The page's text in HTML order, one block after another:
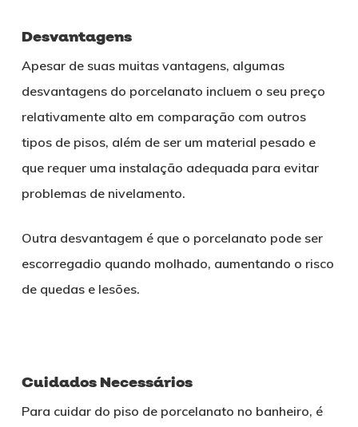
Desvantagens
Apesar de suas muitas vantagens, algumas
desvantagens do porcelanato incluem o seu preço
relativamente alto em comparação com outros
tipos de pisos, além de ser um material pesado e
que requer uma instalação adequada para evitar
problemas de nivelamento.
Outra desvantagem é que o porcelanato pode ser
escorregadio quando molhado, aumentando o risco
de quedas e lesões.
Cuidados Necessários
Para cuidar do piso de porcelanato no banheiro, é